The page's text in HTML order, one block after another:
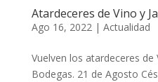
Atardeceres de Vino y
Ago 16, 2022| Actualidad
Vuelven los atardeceres de
Bodegas. 21 de Agosto